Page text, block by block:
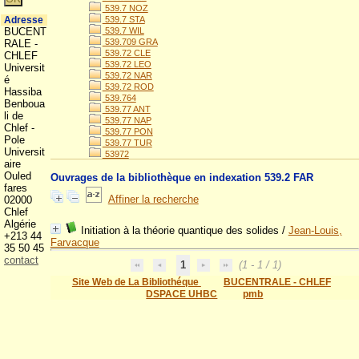
539.7 NOZ
539.7 STA
539.7 WIL
539.709 GRA
539.72 CLE
539.72 LEO
539.72 NAR
539.72 ROD
539.764
539.77 ANT
539.77 NAP
539.77 PON
539.77 TUR
53972
Ouvrages de la bibliothèque en indexation 539.2 FAR
Affiner la recherche
Initiation à la théorie quantique des solides / Jean-Louis,
Farvacque
1
(1 - 1 / 1)
Site Web de La Bibliothéque
BUCENTRALE - CHLEF
DSPACE UHBC
pmb
Adresse
BUCENT
RALE -
CHLEF
Universit
é
Hassiba
Benboua
li de
Chlef -
Pole
Universit
aire
Ouled
fares
02000
Chlef
Algérie
+213 44
35 50 45
contact